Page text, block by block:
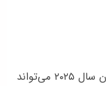
طبق گزارش، بازار جهانی یو پی وی سی تا پایان سال ۲۰۲۵ می‌تواند